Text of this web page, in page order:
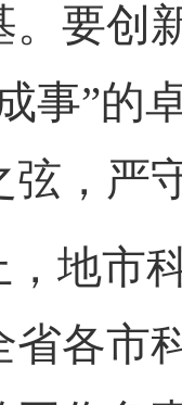
。要创
事”的
弦，严
，地市
省各市